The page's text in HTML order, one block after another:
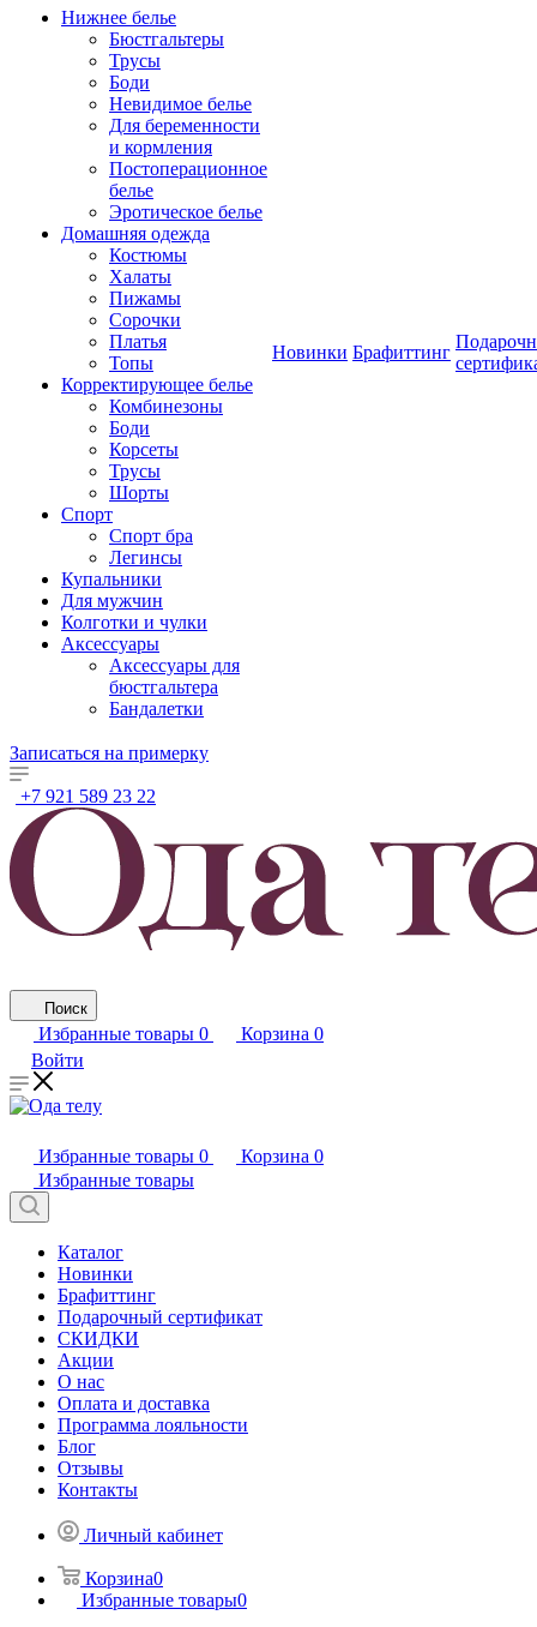
Нижнее белье
Бюстгальтеры
Трусы
Боди
Невидимое белье
Для беременности
и кормления
Постоперационное
белье
Эротическое белье
Домашняя одежда
Костюмы
Халаты
Пижамы
Сорочки
Платья
Топы
Корректирующее белье
Комбинезоны
Боди
Корсеты
Трусы
Шорты
Спорт
Спорт бра
Легинсы
Купальники
Для мужчин
Колготки и чулки
Аксессуары
Аксессуары для
бюстгальтера
Бандалетки
Новинки Брафиттинг
Записаться на примерку
+7 921 589 23 22
Поиск
Избранные товары 0 Корзина 0
Войти
Избранные товары 0 Корзина 0
Избранные товары
Каталог
Новинки
Брафиттинг
Подарочный сертификат
СКИДКИ
Акции
О нас
Оплата и доставка
Программа лояльности
Блог
Отзывы
Контакты
Личный кабинет
Корзина0
Избранные товары0